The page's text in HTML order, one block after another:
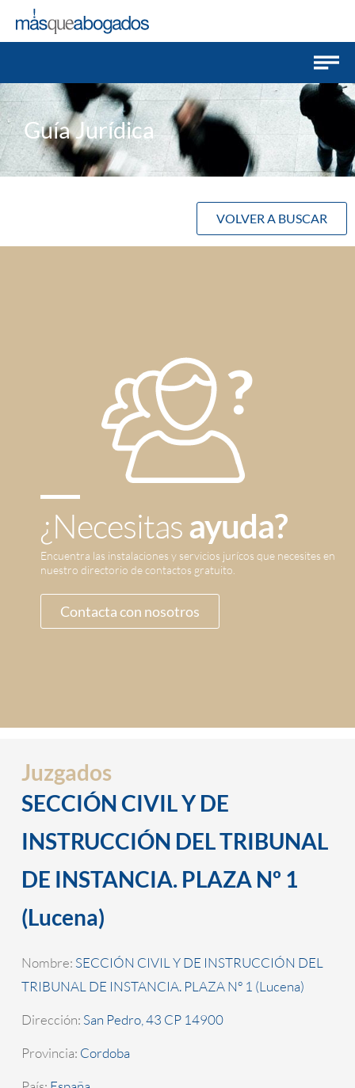
Guía Jurídica
VOLVER A BUSCAR
¿Necesitasayuda?
Encuentra las instalaciones y servicios jurícos que necesites en
nuestro directorio de contactos gratuito.
Contacta con nosotros
Juzgados
SECCIÓN CIVIL Y DE
INSTRUCCIÓN DEL TRIBUNAL
DE INSTANCIA. PLAZA Nº 1
(Lucena)
Nombre: SECCIÓN CIVIL Y DE INSTRUCCIÓN DEL
TRIBUNAL DE INSTANCIA. PLAZA Nº 1 (Lucena)
Dirección: San Pedro, 43 CP 14900
Provincia: Cordoba